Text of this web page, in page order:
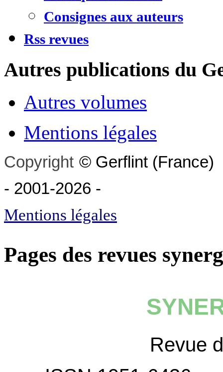
Consignes aux auteurs
Rss revues
Autres publications du
Autres volumes
Mentions légales
Copyright © Gerflint (France)
- 2001-2026 -
Mentions légales
Pages des revues
Revue